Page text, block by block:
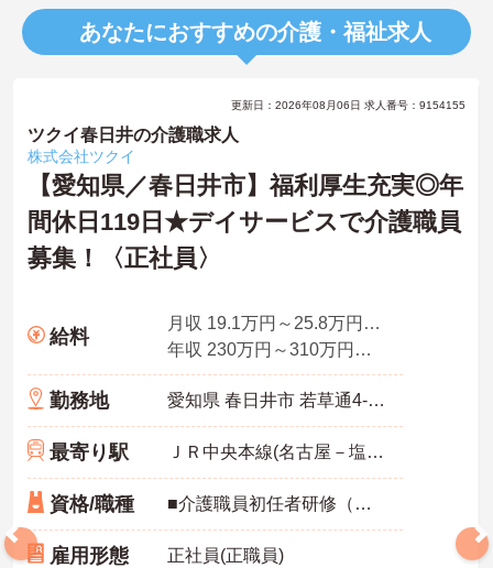
あなたにおすすめの介護・福祉求人
更新日：2026年08月06日 求人番号：9154155
ツクイ春日井の介護職求人
株式会社ツクイ
【愛知県／春日井市】福利厚生充実◎年
間休日119日★デイサービスで介護職員
募集！〈正社員〉
給料
月収 19.1万円～25.8万円程度（諸手当込み）
年収 230万円～310万円程度（別途賞与付与）
勤務地 愛知県 春日井市 若草通4-75
最寄り駅 ＪＲ中央本線(名古屋－塩尻)「勝川(ＪＲ)駅」徒歩17分
資格/職種 ■介護職員初任者研修（ホームヘルパー2級）以上の資格お持ちの方 ■普通自動車免許（AT限定可） ■経験不問 ■59歳以下の方（定年年齢60歳のため）
雇用形態 正社員(正職員)